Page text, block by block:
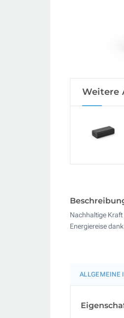
Weitere
Nachhaltige Kraft
Energiereise
ALLGEMEINE